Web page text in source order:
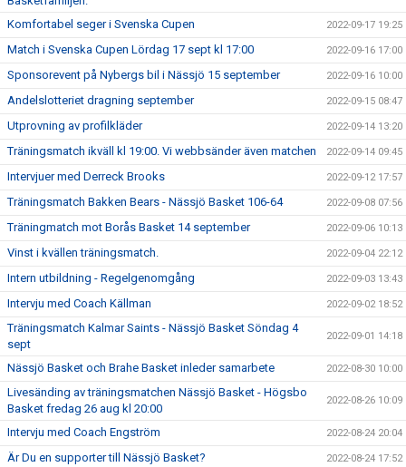
Komfortabel seger i Svenska Cupen 2022-09-17 19:25
Match i Svenska Cupen Lördag 17 sept kl 17:00 2022-09-16 17:00
Sponsorevent på Nybergs bil i Nässjö 15 september 2022-09-16 10:00
Andelslotteriet dragning september 2022-09-15 08:47
Utprovning av profilkläder 2022-09-14 13:20
Träningsmatch ikväll kl 19:00. Vi webbsänder även matchen 2022-09-14 09:45
Intervjuer med Derreck Brooks 2022-09-12 17:57
Träningsmatch Bakken Bears - Nässjö Basket 106-64 2022-09-08 07:56
Träningmatch mot Borås Basket 14 september 2022-09-06 10:13
Vinst i kvällen träningsmatch. 2022-09-04 22:12
Intern utbildning - Regelgenomgång 2022-09-03 13:43
Intervju med Coach Källman 2022-09-02 18:52
Träningsmatch Kalmar Saints - Nässjö Basket Söndag 4
sept
2022-09-01 14:18
Nässjö Basket och Brahe Basket inleder samarbete 2022-08-30 10:00
Livesänding av träningsmatchen Nässjö Basket - Högsbo
Basket fredag 26 aug kl 20:00
2022-08-26 10:09
Intervju med Coach Engström 2022-08-24 20:04
Är Du en supporter till Nässjö Basket? 2022-08-24 17:52